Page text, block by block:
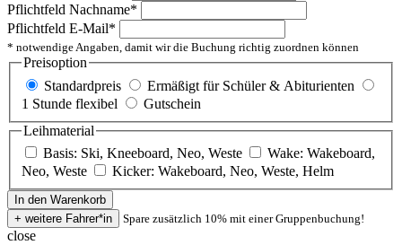
Pflichtfeld Nachname*
Pflichtfeld E-Mail*
* notwendige Angaben, damit wir die Buchung richtig zuordnen können
Preisoption
Standardpreis
Ermäßigt für Schüler & Abiturienten
1 Stunde flexibel
Gutschein
Leihmaterial
Basis: Ski, Kneeboard, Neo, Weste
Wake: Wakeboard,
Neo, Weste
Kicker: Wakeboard, Neo, Weste, Helm
Spare zusätzlich 10% mit einer Gruppenbuchung!
close